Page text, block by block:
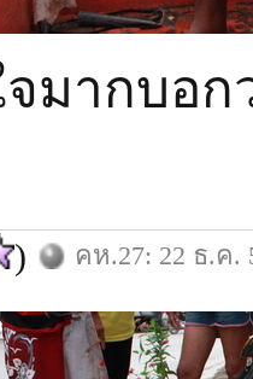
มากบอ
) คห.27: 22 ธ.ค.